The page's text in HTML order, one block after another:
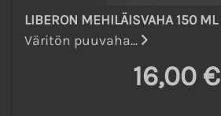
LIBERON MEHILÄISVAHA 150 ML
Väritön puuvaha...
16,00 €